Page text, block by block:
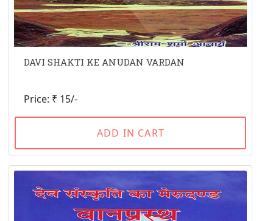
DAVI SHAKTI KE ANUDAN VARDAN
Price: ₹ 15/-
ADD IN CART